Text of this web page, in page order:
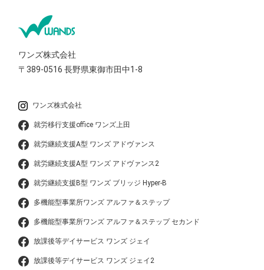
ワンズ株式会社
〒389-0516長野県東御市田中1-8
ワンズ株式会社
就労移行支援office ワンズ上田
就労継続支援A型 ワンズ アドヴァンス
就労継続支援A型 ワンズ アドヴァンス2
就労継続支援B型 ワンズ ブリッジ Hyper-B
多機能型事業所ワンズ アルファ＆ステップ
多機能型事業所ワンズ アルファ＆ステップ セカンド
放課後等デイサービス ワンズ ジェイ
放課後等デイサービス ワンズ ジェイ2